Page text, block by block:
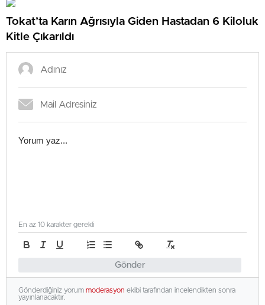
Tokat’ta Karın Ağrısıyla Giden Hastadan 6 Kiloluk
Kitle Çıkarıldı
Gönder
En az 10 karakter gerekli
Gönderdiğiniz yorum moderasyon ekibi tarafından incelendikten sonra
yayınlanacaktır.